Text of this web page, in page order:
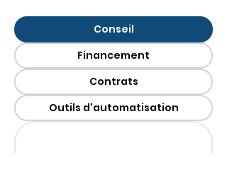
Conseil
Financement
Contrats
Outils d'automatisation